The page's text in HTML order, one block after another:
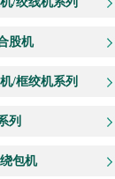
股机
/框绞机系列
列
包机